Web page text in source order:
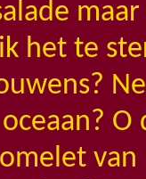
het te